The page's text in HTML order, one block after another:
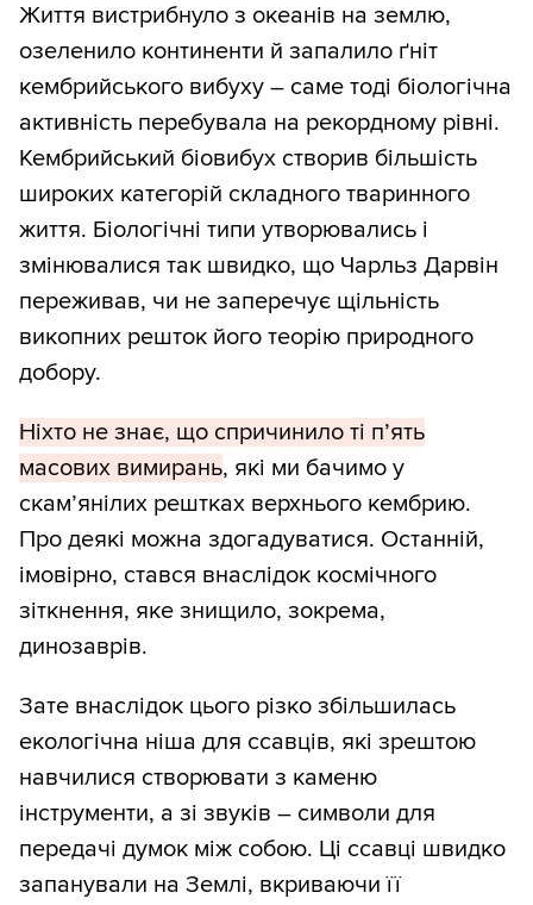
Життя вистрибнуло з океанів на землю,
озеленило континенти й запалило ґніт
кембрийського вибуху – саме тоді біологічна
активність перебувала на рекордному рівні.
Кембрийський біовибух створив більшість
широких категорій складного тваринного
життя. Біологічні типи утворювались і
змінювалися так швидко, що Чарльз Дарвін
переживав, чи не заперечує щільність
викопних решток його теорію природного
добору.
Ніхто не знає, що спричинило ті п’ять
масових вимирань, які ми бачимо у
скам’янілих рештках верхнього кембрию.
Про деякі можна здогадуватися. Останній,
імовірно, стався внаслідок космічного
зіткнення, яке знищило, зокрема,
динозаврів.
Зате внаслідок цього різко збільшилась
екологічна ніша для ссавців, які зрештою
навчилися створювати з каменю
інструменти, а зі звуків – символи для
передачі думок між собою. Ці ссавці швидко
запанували на Землі, вкриваючи її